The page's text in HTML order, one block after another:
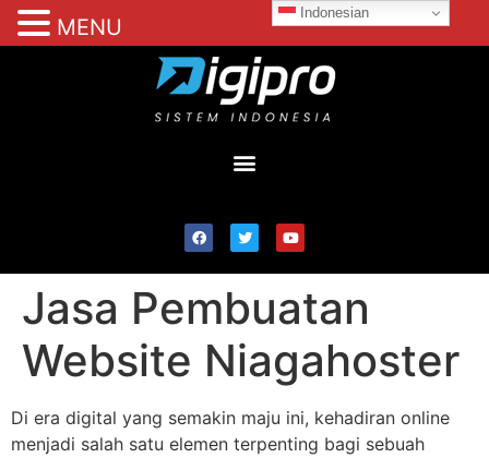
Jasa Pembuatan
Website Niagahoster
Di era digital yang semakin maju ini, kehadiran online
menjadi salah satu elemen terpenting bagi sebuah
Indonesian
MENU